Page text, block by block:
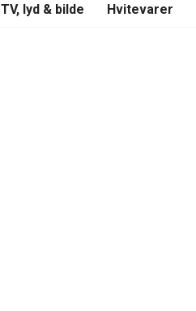
TV, lyd & bilde Hvitevarer